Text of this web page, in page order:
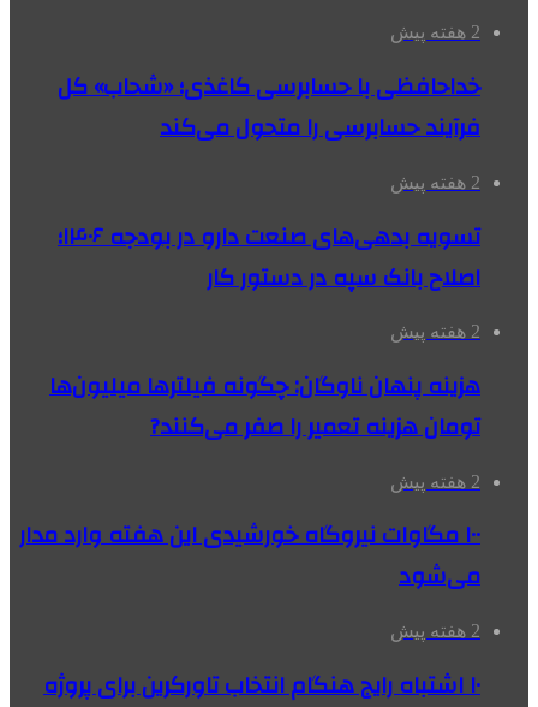
2 هفته پیش
خداحافظی با حسابرسی کاغذی؛ «شحاب» کل
فرآیند حسابرسی را متحول می‌کند
2 هفته پیش
تسویه بدهی‌های صنعت دارو در بودجه ۱۴۰۶؛
اصلاح بانک سپه در دستور کار
2 هفته پیش
هزینه پنهان ناوگان: چگونه فیلترها میلیون‌ها
تومان هزینه تعمیر را صفر می‌کنند?
2 هفته پیش
۱۰۰ مگاوات نیروگاه‌ خورشیدی این هفته وارد مدار
می‌شود
2 هفته پیش
۱۰ اشتباه رایج هنگام انتخاب تاورکرین برای پروژه